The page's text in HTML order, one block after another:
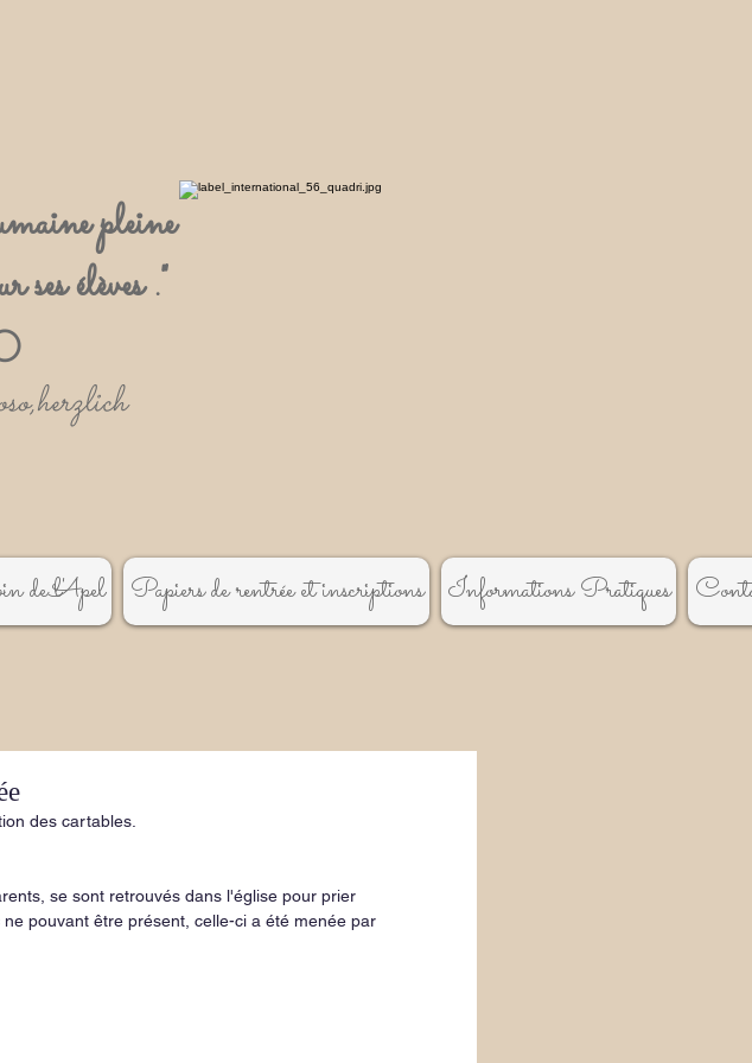
pleine
élèves ."
de l'Apel Papiers de rentrée et inscriptions Informations Pratiques
des cartables.
se sont retrouvés dans l'église pour prier
pouvant être présent, celle-ci a été menée par